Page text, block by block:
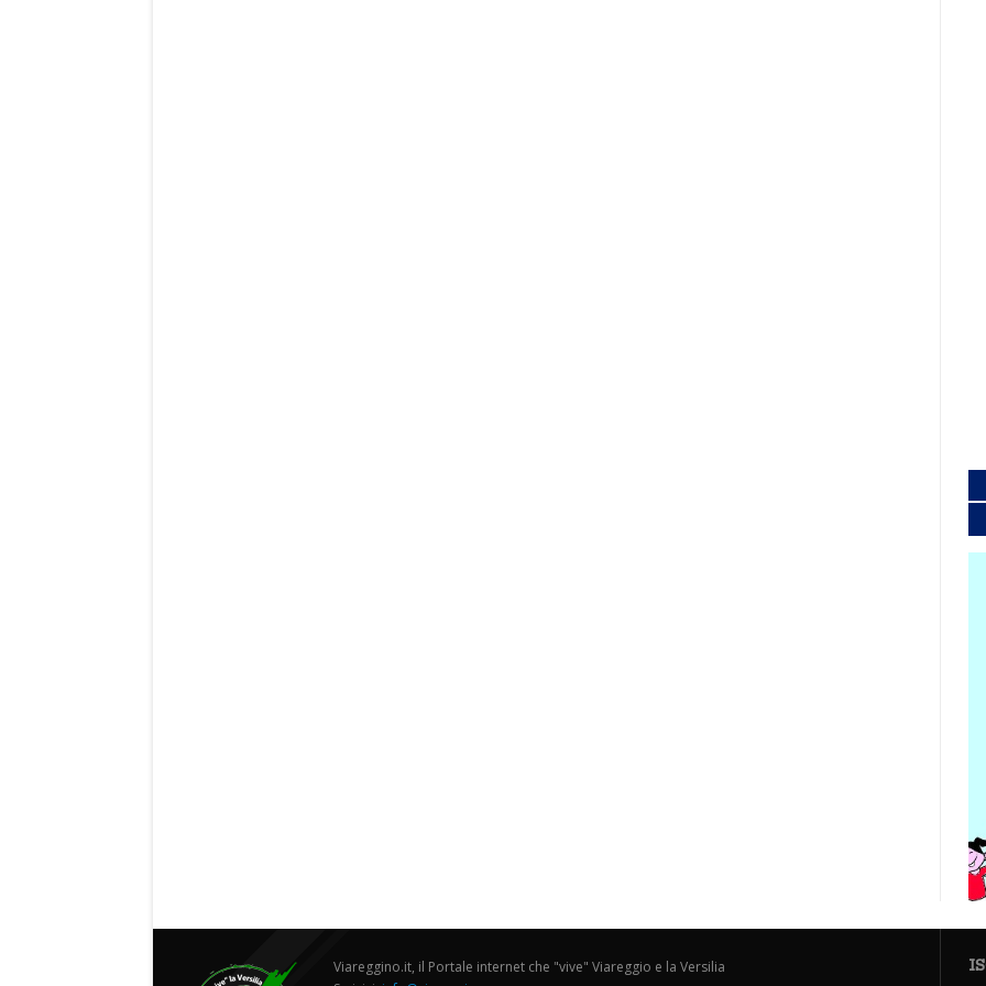
Viareggino.it, il Portale internet che "vive" Viareggio e la Versilia